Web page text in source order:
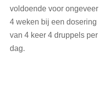
voldoende voor ongeveer
4 weken bij een dosering
van 4 keer 4 druppels per
dag.